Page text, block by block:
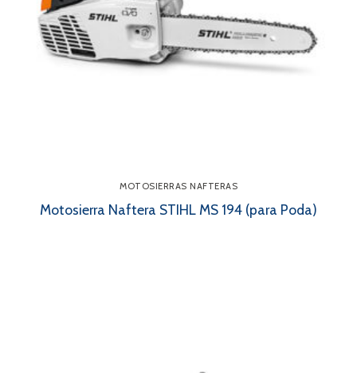
MOTOSIERRAS NAFTERAS
Motosierra Naftera STIHL MS 194 (para Poda)